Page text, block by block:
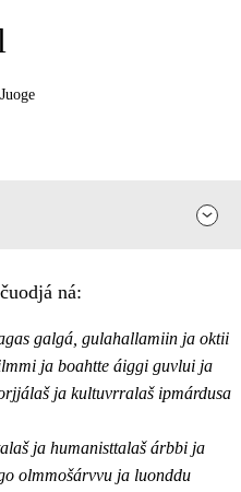
Juoge
ná:
galgá, gulahallamiin ja oktii
ja boahtte áiggi guvlui ja
ja kultuvrralaš ipmárdusa
ja humanisttalaš árbbi ja
olmmošárvvu ja luonddu